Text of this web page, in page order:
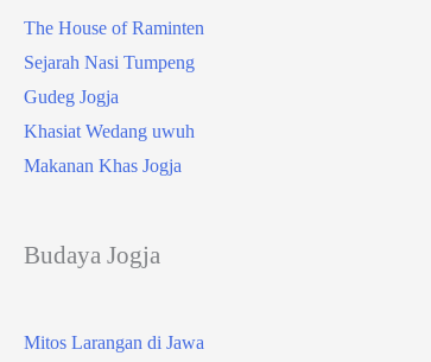
The House of Raminten
Sejarah Nasi Tumpeng
Gudeg Jogja
Khasiat Wedang uwuh
Makanan Khas Jogja
Budaya Jogja
Mitos Larangan di Jawa